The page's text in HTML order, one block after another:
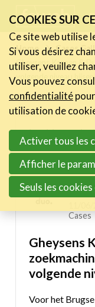
links
Jump
to
navigation
Jump
main
content
Home Cases
Gheysens Kranen &
volgende niveau hijsen!
Inspiring
Digital
DUO
Cases
Gheysens
volgende
Voor het
COOKIES SUR
Ce site web utilise
Si vous désirez
utiliser, veuillez
Vous pouvez
confidentialité
utilisation de
Activer tous les
Afficher le
Seuls les